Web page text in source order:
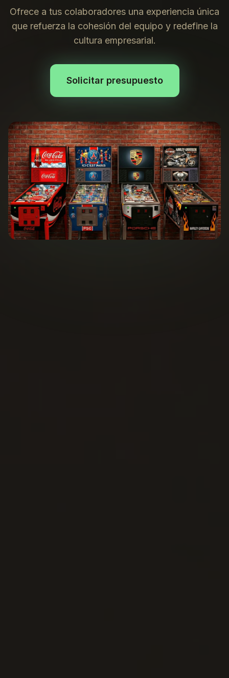
Ofrece a tus colaboradores una experiencia única
que refuerza la cohesión del equipo y redefine la
cultura empresarial.
Solicitar presupuesto